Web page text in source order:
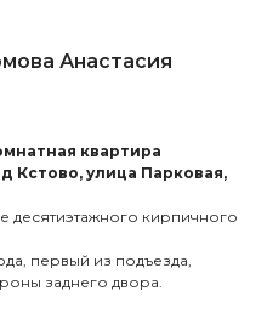
Анастасия
квартира
Кстово, улица Парковая,
десятиэтажного кирпичного
первый из подъезда,
заднего двора.